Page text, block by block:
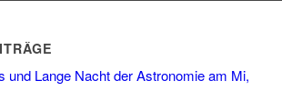
und Lange Nacht der Astronomie am Mi,